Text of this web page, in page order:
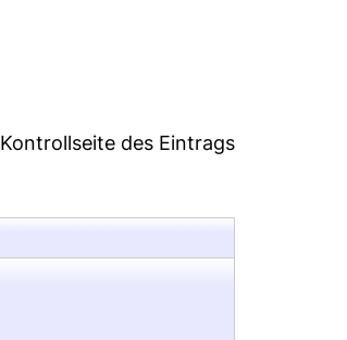
Kontrollseite des Eintrags